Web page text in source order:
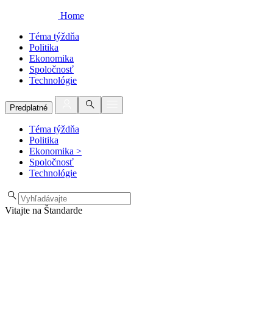
Home
Téma týždňa
Politika
Ekonomika
Spoločnosť
Technológie
Predplatné
Téma týždňa
Politika
Ekonomika >
Spoločnosť
Technológie
Vitajte na Štandarde